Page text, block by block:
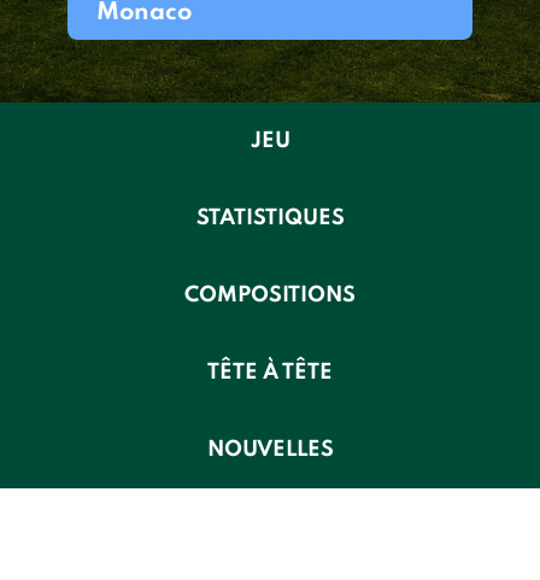
Monaco
JEU
STATISTIQUES
COMPOSITIONS
TÊTE À TÊTE
NOUVELLES